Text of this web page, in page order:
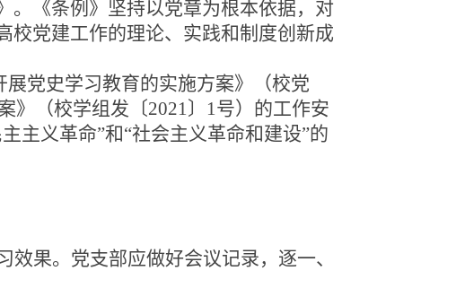
。《条例》坚持以党章为根本依据，对
校党建工作的理论、实践和制度创新成
展党史学习教育的实施方案》（校党
》（校学组发〔2021〕1号）的工作安
主义革命”和“社会主义革命和建设”的
果。党支部应做好会议记录，逐一、